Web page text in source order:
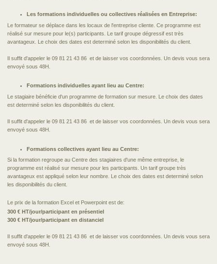
Les formations individuelles ou collectives réalisées en Entreprise:
Le formateur se déplace dans les locaux de l'entreprise cliente. Ce programme est
réalisé sur mesure pour le(s) participants. Le tarif groupe dégressif est très
avantageux. Le choix des dates est determiné selon les disponibilités du client.
Il suffit d'appeler le 09 81 21 43 86 et de laisser vos coordonnées. Un devis vous sera
envoyé sous 48H.
Formations individuelles ayant lieu au Centre:
Le stagiaire bénéficie d'un programme de formation sur mesure. Le choix des dates
est determiné selon les disponibilités du client.
Il suffit d'appeler le 09 81 21 43 86 et de laisser vos coordonnées. Un devis vous sera
envoyé sous 48H.
Formations collectives ayant lieu au Centre:
Si la formation regroupe au Centre des stagiaires d'une même entreprise, le
programme est réalisé sur mesure pour les participants. Un tarif groupe très
avantageux est appliqué selon leur nombre. Le choix des dates est determiné selon
les disponibilités du client.
Le prix de la formation Excel et Powerpoint est de:
300 € HT/jour/participant en présentiel
300 € HT/jour/participant en distanciel
Il suffit d'appeler le 09 81 21 43 86 et de laisser vos coordonnées. Un devis vous sera
envoyé sous 48H.